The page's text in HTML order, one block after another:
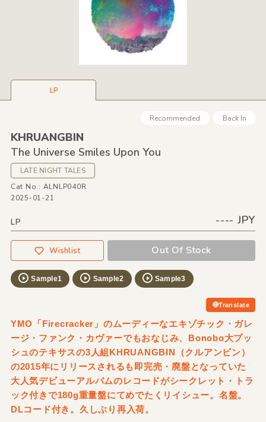
LP
Recommended Back In
KHRUANGBIN
The Universe Smiles Upon You
LATE NIGHT TALES
Cat No.: ALNLP040R
2025-01-21
LP ---- JPY
Wishlist Out Of Stock
Sample1 Sample2 Sample3
Translate
YMO「Firecracker」のムーディーなエキゾチック・ガレ
ージ・ファンク・カヴァーでもおなじみ、Bonobo大プッ
シュのテキサスの3人組KHRUANGBIN（クルアンビン）
の2015年にリリースされるも即完売・廃盤となっていた
大人気デビューアルバムのレコードがシークレット・トラ
ック付きで180g重量盤にてめでたくリイシュー。名盤。
DLコード付き。久しぶり再入荷。